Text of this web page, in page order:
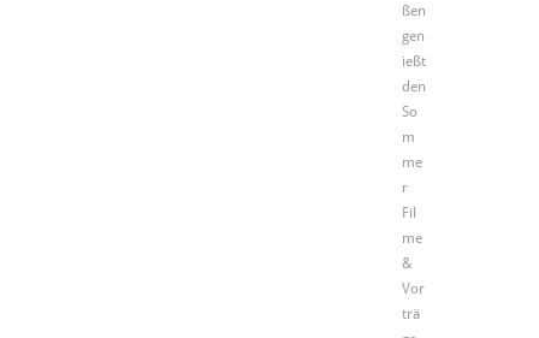
ßen
gen
ießt
den
So
m
me
r
Fil
me
&
Vor
trä